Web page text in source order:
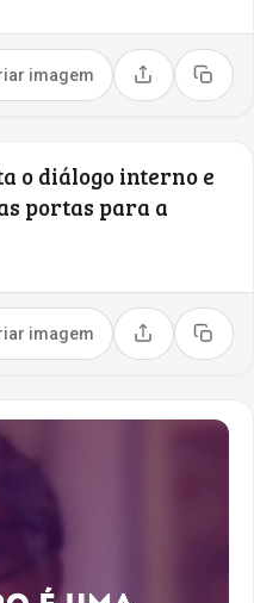
imagem Compartilhar
Copiar
o diálogo interno e
portas para a
imagem Compartilhar
Copiar